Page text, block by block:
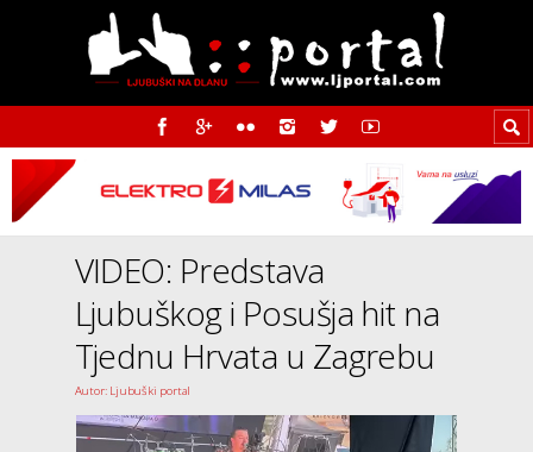
VIDEO: Predstava
Ljubuškog i Posušja hit na
Tjednu Hrvata u Zagrebu
Autor: Ljubuški portal